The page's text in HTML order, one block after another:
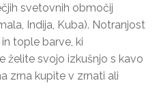
svetovnih območij
Indija, Kuba). Notranjost
tople barve, ki
želite svojo izkušnjo s kavo
zrna kupite v zrnati ali